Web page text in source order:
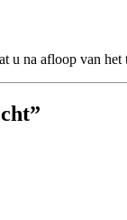
u na afloop van